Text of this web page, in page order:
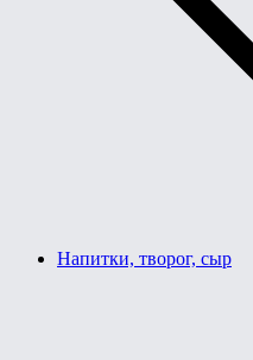
Напитки, творог, сыр